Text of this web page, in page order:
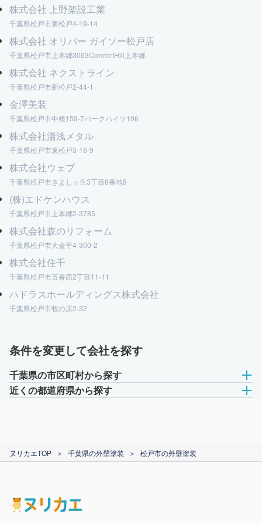
株式会社 上野架設工業
千葉県松戸市東松戸4-19-14
株式会社 オリバー ガイソー松戸店
千葉県松戸市上本郷3063ComfortHill上本郷
株式会社 ネクストライン
千葉県松戸市新松戸2-44-1
金澤美装
千葉県松戸市中根159-7パークハイツ106
株式会社湯浅メタル
千葉県松戸市東松戸3-16-9
株式会社ウェブ
千葉県松戸市きよしヶ丘3丁目8番地9
(株)エドケンハウス
千葉県松戸市上本郷2-3785
株式会社森のリフォーム
千葉県松戸市大金平4-300-2
株式会社住千
千葉県松戸市五香西2丁目11-11
ハドラスホールディングス株式会社
千葉県松戸市牧の原2-32
条件を変更して会社を探す
千葉県の市区町村から探す
近くの都道府県から探す
ヌリカエTOP ＞ 千葉県の外壁塗装 ＞ 松戸市の外壁塗装